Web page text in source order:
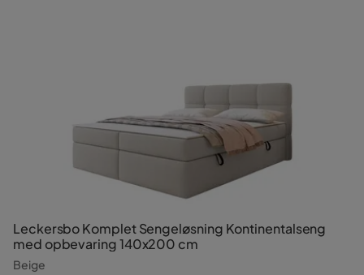
Leckersbo Komplet Sengeløsning Kontinentalseng
med opbevaring 140x200 cm
Beige